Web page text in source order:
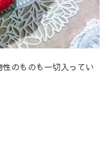
のものも一切入ってい